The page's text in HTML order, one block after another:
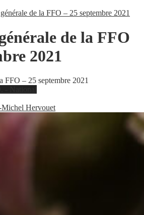
de la FFO – 25 septembre 2021
de la FFO
2021
FFO – 25 septembre 2021
Michel Hervouet